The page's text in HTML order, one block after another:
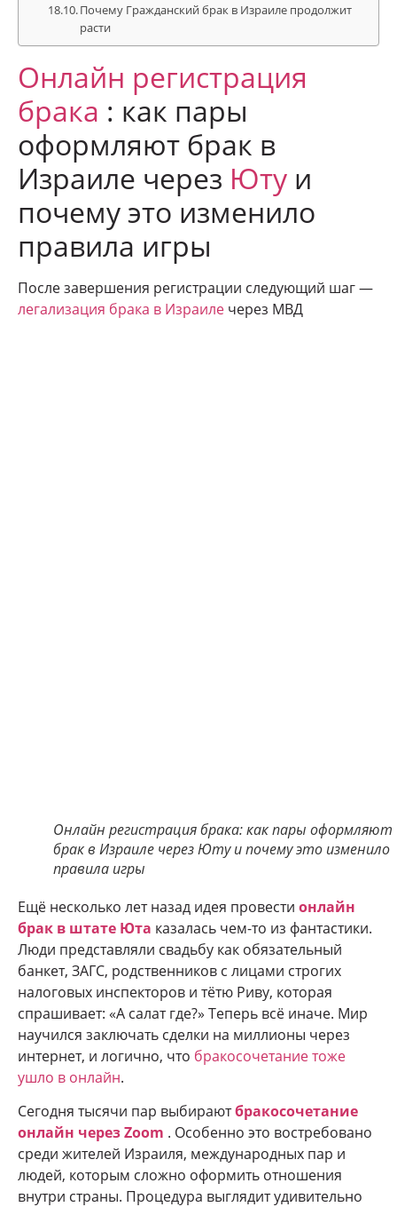
Почему Гражданский брак в Израиле продолжит
расти
Онлайн регистрация
брака : как пары
оформляют брак в
Израиле через Юту и
почему это изменило
правила игры
После завершения регистрации следующий шаг —
легализация брака в Израиле через МВД
Онлайн регистрация брака: как пары оформляют
брак в Израиле через Юту и почему это изменило
правила игры
Ещё несколько лет назад идея провести онлайн
брак в штате Юта казалась чем-то из фантастики.
Люди представляли свадьбу как обязательный
банкет, ЗАГС, родственников с лицами строгих
налоговых инспекторов и тётю Риву, которая
спрашивает: «А салат где?» Теперь всё иначе. Мир
научился заключать сделки на миллионы через
интернет, и логично, что бракосочетание тоже
ушло в онлайн.
Сегодня тысячи пар выбираютбракосочетание
онлайн через Zoom . Особенно это востребовано
среди жителей Израиля, международных пар и
людей, которым сложно оформить отношения
внутри страны. Процедура выглядит удивительно